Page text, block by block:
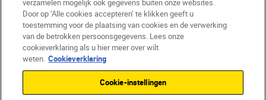
Cookie-instellingen
© 2026 Nikon
verzamelen mogelijk ook gegevens buiten onze websites.
Door op ‘Alle cookies accepteren’ te klikken geeft u
toestemming voor de plaatsing van cookies en de verwerking
van de betrokken persoonsgegevens. Lees onze
cookieverklaring als u hier meer over wilt
weten. Cookieverklaring
Cookie-instellingen